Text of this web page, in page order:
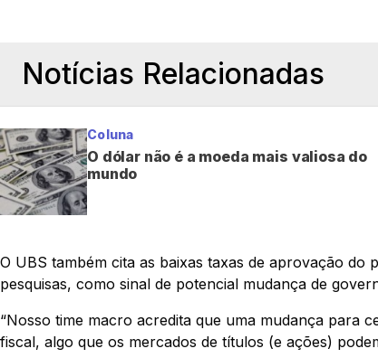
Notícias Relacionadas
Coluna
O dólar não é a moeda mais valiosa do
mundo
O UBS também cita as baixas taxas de aprovação
pesquisas, como sinal de potencial mudança de
“Nosso time macro acredita que uma mudança para
fiscal, algo que os mercados de títulos (e ações)